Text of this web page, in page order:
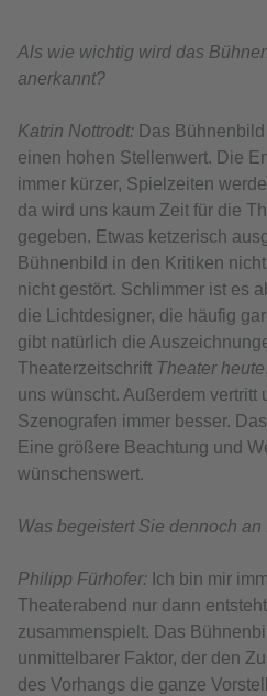
Als wie wichtig wird das
anerkannt?
Katrin Nottrodt: Das
einen hohen Stellenwert. Die
immer kürzer, Spielzeiten
da wird uns kaum Zeit für die
gegeben. Etwas ketzerisch
Bühnenbild in den Kritiken
nicht gestört. Schlimmer ist es
die Lichtdesigner, die häufig
gibt natürlich die
Theaterzeitschrift Theater heute
uns wünscht. Außerdem vertritt
Szenografen immer besser.
Eine größere Beachtung und
wünschenswert.
Was begeistert Sie dennoch an
Philipp Fürhofer: Ich bin mir
Theaterabend nur dann
zusammenspielt. Das
unmittelbarer Faktor, der den
des Vorhangs die ganze